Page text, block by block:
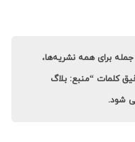
برای همه نشریه‌ها،
کلمات “منبع: بلاگ
شود.